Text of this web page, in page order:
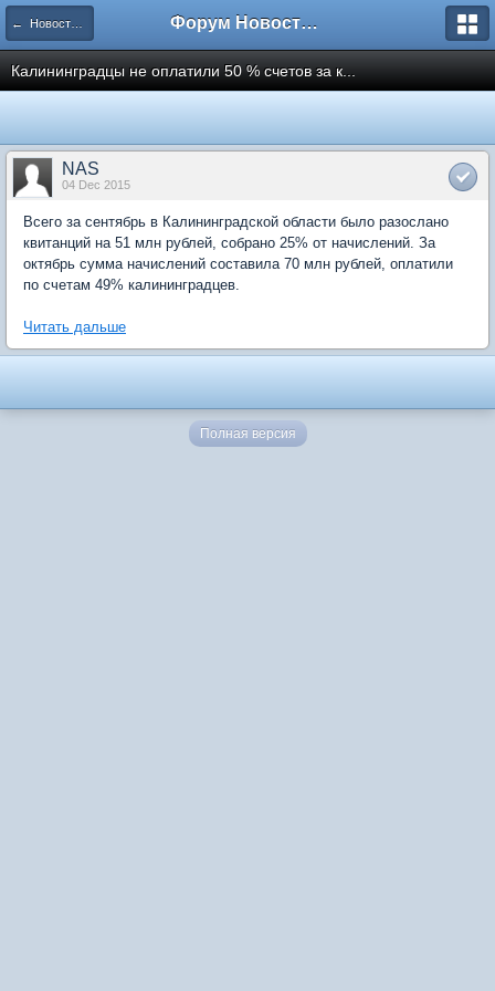
← Новости рынка недвижимости Форум Новостройки
Калининградцы не оплатили 50 % счетов за к...
NAS
04 Dec 2015
Всего за сентябрь в Калининградской области было разослано
квитанций на 51 млн рублей, собрано 25% от начислений. За
октябрь сумма начислений составила 70 млн рублей, оплатили
по счетам 49% калининградцев.
Читать дальше
Полная версия